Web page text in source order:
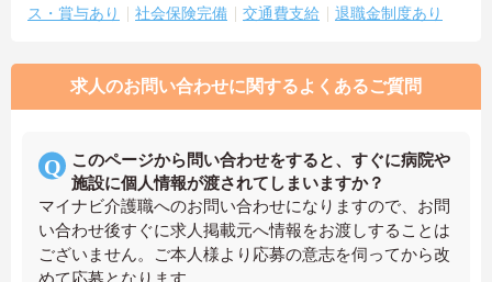
ス・賞与あり
社会保険完備 交通費支給 退職金制度あり
求人のお問い合わせに関するよくあるご質問
このページから問い合わせをすると、すぐに病院や
施設に個人情報が渡されてしまいますか？
マイナビ介護職へのお問い合わせになりますので、お問
い合わせ後すぐに求人掲載元へ情報をお渡しすることは
ございません。ご本人様より応募の意志を伺ってから改
めて応募となります。